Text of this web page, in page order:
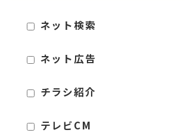
ネット検索
ネット広告
チラシ紹介
テレビCM